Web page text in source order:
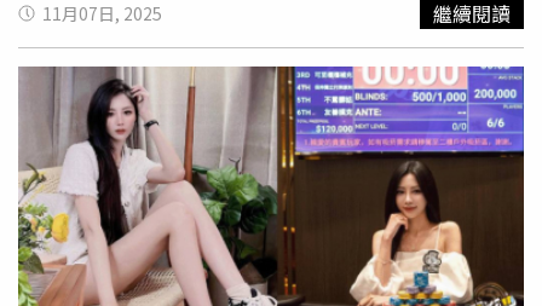
參加者全額匯款捐贈予「台灣原住⺠族棒球運動發展協會」
作為推廣基層棒球使用。
顧大雄的員工說「管牠去死」。7.疑似收受境外資金：爆料
者宣稱館長有拿來自澳門跟中國大陸的資金。8.破壞神像：
爆料者指控館長當初與妻子鬧離婚時，把家中供奉的所有澤
度金佛像砸壞。但面對前員工爆料，館長已在直播中反擊，
反控員工手握自己的性愛影片和對話紀錄勒索2000萬元，
並強調自己沒有做對方爆料說的那些事，還說跟小偉道歉，
是因為對方說「等這個道歉等了十年」，他才說了對不起。
目前雙方各執一詞，網友們也只能霧裡看花。◎尊重身體自
主權，請撥打113、110。◎若自身或旁人遭受身體精神虐
待、性騷擾、性侵害，請打110報案再打113找社工
姊妹，陳男一氣之下，6日下午持刀找找姐姐理論，卻因情
女還在制止過程中受傷。警方獲報後連忙趕抵逮捕陳嫌，訊
後將他依殺人、傷害等罪嫌移送新北地檢署複訊，檢察官訊
後以被告涉嫌家暴殺人、殺人未遂罪，犯嫌重大，所犯為重
罪，有逃亡、勾串證人及反覆實施之虞，向法院聲請羈押禁
見。
11月07日, 2025 繼續閱讀